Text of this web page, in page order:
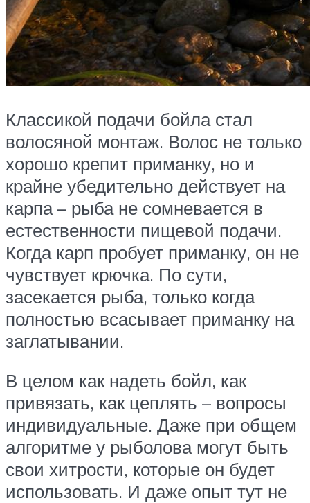
Классикой подачи бойла стал
волосяной монтаж. Волос не только
хорошо крепит приманку, но и
крайне убедительно действует на
карпа – рыба не сомневается в
естественности пищевой подачи.
Когда карп пробует приманку, он не
чувствует крючка. По сути,
засекается рыба, только когда
полностью всасывает приманку на
заглатывании.
В целом как надеть бойл, как
привязать, как цеплять – вопросы
индивидуальные. Даже при общем
алгоритме у рыболова могут быть
свои хитрости, которые он будет
использовать. И даже опыт тут не